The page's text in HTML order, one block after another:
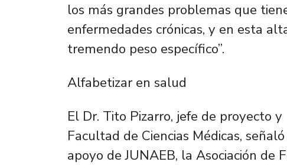
los más grandes problemas que
enfermedades crónicas, y en esta
tremendo peso específico”.
Alfabetizar en salud
El Dr. Tito Pizarro, jefe de proyecto
Facultad de Ciencias Médicas,
apoyo de JUNAEB, la Asociación de